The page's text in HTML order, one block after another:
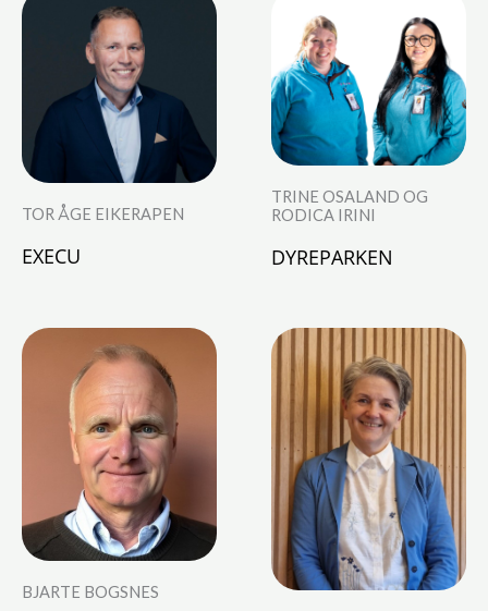
TOR ÅGE EIKERAPEN
EXECU
TRINE OSALAND OG
RODICA IRINI
DYREPARKEN
BJARTE BOGSNES